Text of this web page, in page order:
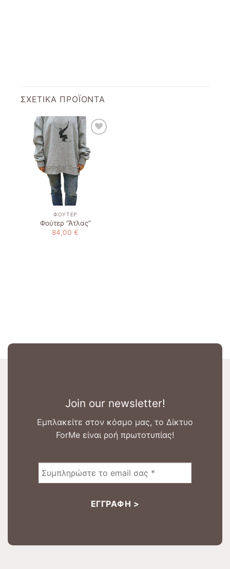
ΣΧΕΤΙΚΆ ΠΡΟΪΌΝΤΑ
Add to
wishlist
ΦΟΎΤΕΡ
Φούτερ “Άτλας”
84,00 €
Join our newsletter!
Εμπλακείτε στον κόσμο μας, το Δίκτυο
ForMe είναι ροή πρωτοτυπίας!